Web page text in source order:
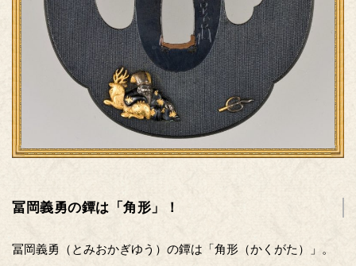
冨岡義勇の鐔は「角形」！
冨岡義勇（とみおかぎゆう）の鐔は「角形（かくがた）」。